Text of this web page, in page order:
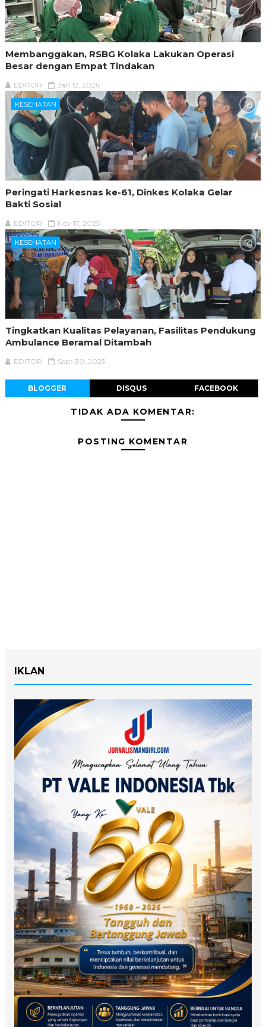
Membanggakan, RSBG Kolaka Lakukan Operasi
Besar dengan Empat Tindakan
EDITOR Jan 12, 2026
KESEHATAN
Peringati Harkesnas ke-61, Dinkes Kolaka Gelar
Bakti Sosial
EDITOR Nov 17, 2025
KESEHATAN
Tingkatkan Kualitas Pelayanan, Fasilitas Pendukung
Ambulance Beramal Ditambah
EDITOR Sept 30, 2025
BLOGGER DISQUS FACEBOOK
TIDAK ADA KOMENTAR:
POSTING KOMENTAR
IKLAN